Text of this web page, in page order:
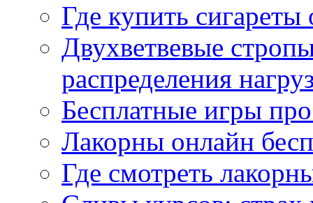
Где купить
Двухветвевые
распределения
Бесплатные игры
Лакорны онлайн
Где смотреть